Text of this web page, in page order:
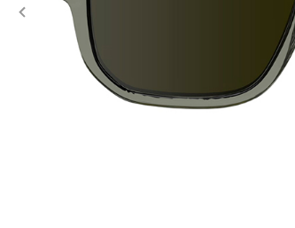
Previous